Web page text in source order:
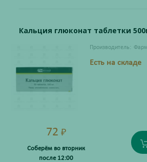
Кальция глюконат таблетки
Производитель:
Есть на складе
72 ₽
Соберём во вторник
после 12:00